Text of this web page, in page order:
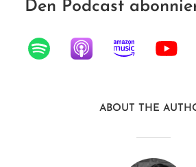
Den Podcast
ABOUT THE